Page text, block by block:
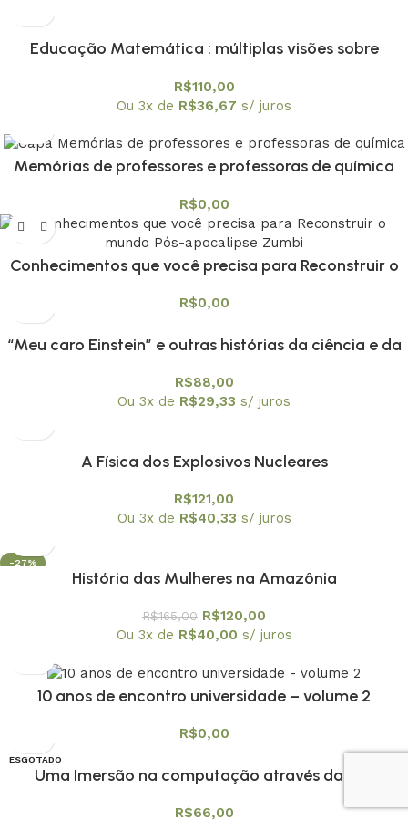
Educação Matemática : múltiplas visões sobre
R$110,00
Ou 3x de R$36,67 s/ juros
Memórias de professores e professoras de química
R$0,00
Conhecimentos que você precisa para Reconstruir o
R$0,00
“Meu caro Einstein” e outras histórias da ciência e da
R$88,00
Ou 3x de R$29,33 s/ juros
A Física dos Explosivos Nucleares
R$121,00
Ou 3x de R$40,33 s/ juros
-27%
História das Mulheres na Amazônia
R$165,00 R$120,00
Ou 3x de R$40,00 s/ juros
10 anos de encontro universidade – volume 2
R$0,00
ESGOTADO
Uma Imersão na computação através da sua
R$66,00